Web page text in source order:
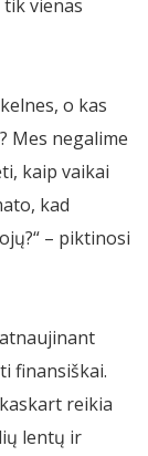
vienas
o kas
Mes negalime
kaip vaikai
kad
– piktinosi
finansiškai.
reikia
lentų ir